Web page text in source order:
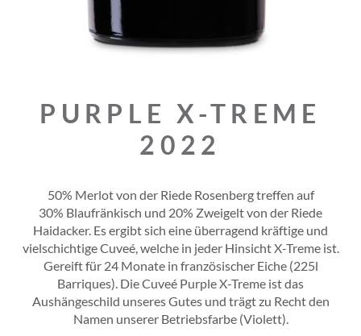
PURPLE X-TREME
2022
50% Merlot von der Riede Rosenberg treffen auf
30% Blaufränkisch und 20% Zweigelt von der Riede
Haidacker. Es ergibt sich eine überragend kräftige und
vielschichtige Cuveé, welche in jeder Hinsicht X-Treme ist.
Gereift für 24 Monate in französischer Eiche (225l
Barriques). Die Cuveé Purple X-Treme ist das
Aushängeschild unseres Gutes und trägt zu Recht den
Namen unserer Betriebsfarbe (Violett).